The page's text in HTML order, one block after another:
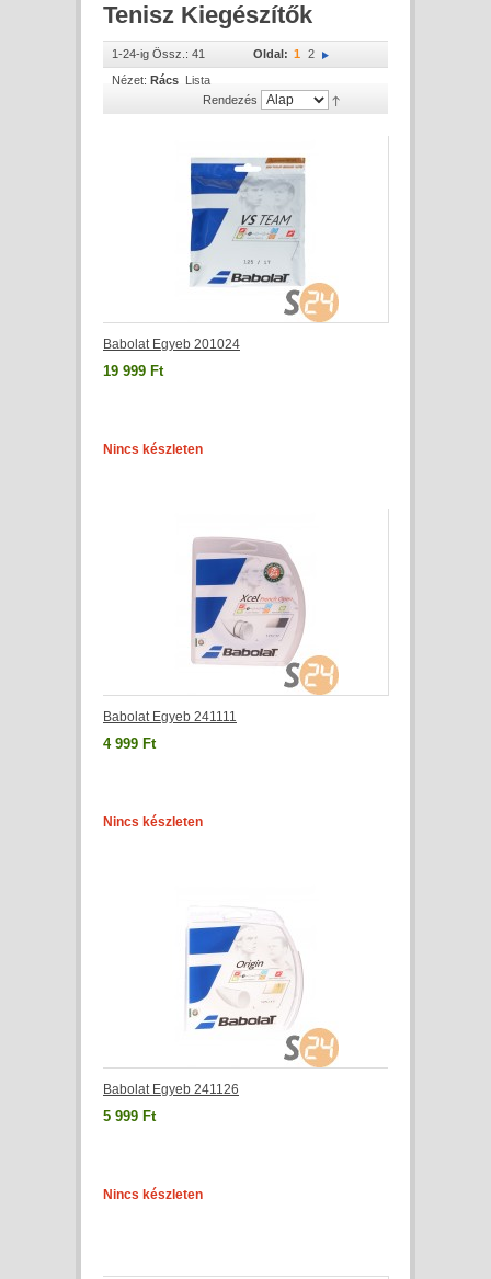
Tenisz Kiegészítők
1-24-ig Össz.: 41 Oldal: 1 2
Nézet: Rács Lista
Rendezés
Babolat Egyeb 201024
19 999 Ft
Nincs készleten
Babolat Egyeb 241111
4 999 Ft
Nincs készleten
Babolat Egyeb 241126
5 999 Ft
Nincs készleten